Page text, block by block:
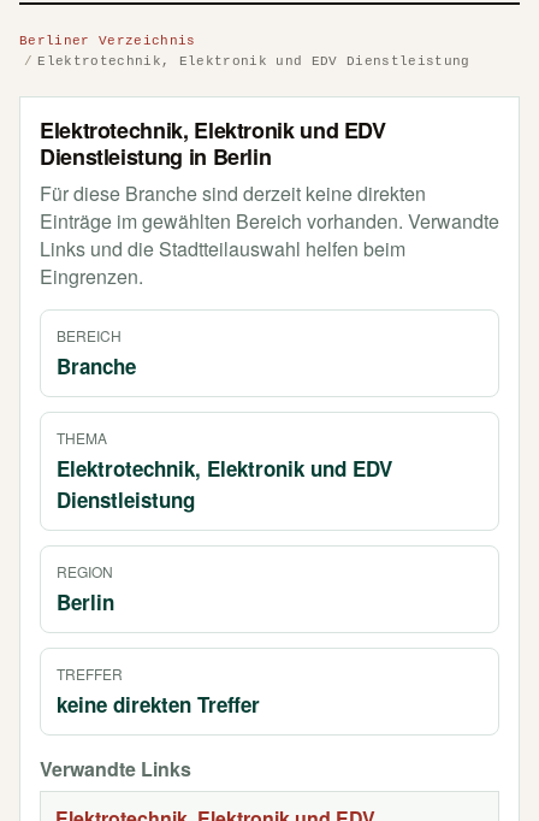
Berliner Verzeichnis
Elektrotechnik, Elektronik und EDV Dienstleistung
Elektrotechnik, Elektronik und EDV
Dienstleistung in Berlin
Für diese Branche sind derzeit keine direkten
Einträge im gewählten Bereich vorhanden. Verwandte
Links und die Stadtteilauswahl helfen beim
Eingrenzen.
BEREICH
Branche
THEMA
Elektrotechnik, Elektronik und EDV
Dienstleistung
REGION
Berlin
TREFFER
keine direkten Treffer
Verwandte Links